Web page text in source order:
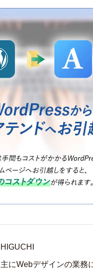
HIGUCHI
主にWebデザインの業務